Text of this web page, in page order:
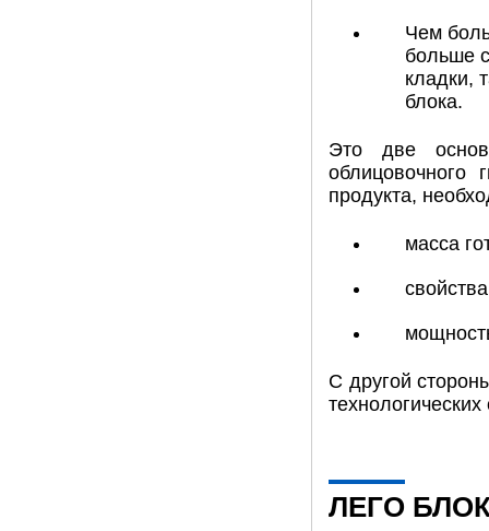
Чем
больше
кладки,
блока.
Это две
облицовочного
продукта,
масса
С другой
ЛЕГО